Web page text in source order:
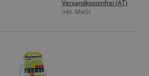
Versandkostenfrei (AT)
inkl. MwSt.